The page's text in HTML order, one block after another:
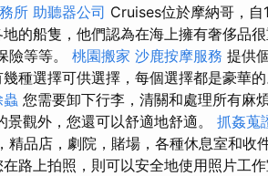
所 助聽器公司 Cruises位於摩納哥，
的船隻，他們認為在海上擁有奢侈品很
險等等。 桃園搬家 沙鹿按摩服務 提供
幾種選擇可供選擇，每個選擇都是豪華
蟲 您需要卸下行李，清關和處理所有麻
景觀外，您還可以舒適地舒適。 抓姦蒐
品店，劇院，賭場，各種休息室和收
路上拍照，則可以安全地使用照片工